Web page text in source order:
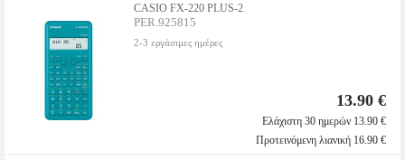
CASIO FX-220 PLUS-2
PER.925815
2-3 εργάσιμες ημέρες
13.90 €
Ελάχιστη 30 ημερών 13.90 €
Προτεινόμενη λιανική 16.90 €